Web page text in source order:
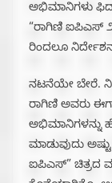
ಅಭಿಮಾನಿಗಳು
“ರಾಗಿಣಿ ಐಪಿಎಸ್ ೨”
ರಿಂದಲೂ
ನಟನೆಯೇ ಬೇರೆ.
ರಾಗಿಣಿ ಅವರು
ಅಭಿಮಾನಿಗಳನ್ನು
ಮಾಡುವುದು
ಐಪಿಎಸ್” ಚಿತ್ರದ